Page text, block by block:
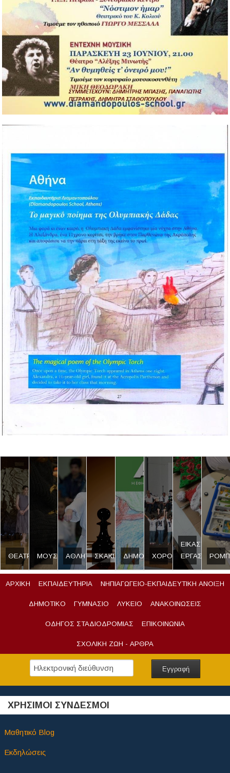
ΘΕΑΤΡΟ ΜΟΥΣΙΚΗΑΘΛΗΤΙΣΜΟΣ
ΣΚΑΚΙ ΔΗΜΟΣΙΟΓΡΑΦΙΑ
ΧΟΡΟΣ
ΕΙΚΑΣΤΙΚΟ
ΕΡΓΑΣΤΗΡΙ
ΑΡΧΙΚΗ ΕΚΠΑΙΔΕΥΤΗΡΙΑ ΝΗΠΙΑΓΩΓΕΙΟ-ΕΚΠΑΙΔΕΥΤΙΚΗ ΑΝΟΙΞΗ
ΔΗΜΟΤΙΚΟ ΓΥΜΝΑΣΙΟ ΛΥΚΕΙΟ ΑΝΑΚΟΙΝΩΣΕΙΣ
ΟΔΗΓΟΣ ΣΤΑΔΙΟΔΡΟΜΙΑΣ ΕΠΙΚΟΙΝΩΝΙΑ
ΣΧΟΛΙΚΗ ΖΩΗ - ΑΡΘΡΑ
ΧΡΗΣΙΜΟΙ ΣΥΝΔΕΣΜΟΙ
Μαθητικό Blog
Εκδηλώσεις